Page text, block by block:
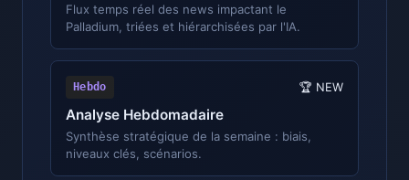
Flux temps réel des news impactant le
Palladium, triées et hiérarchisées par l'IA.
Hebdo 🏆 NEW
Analyse Hebdomadaire
Synthèse stratégique de la semaine : biais,
niveaux clés, scénarios.